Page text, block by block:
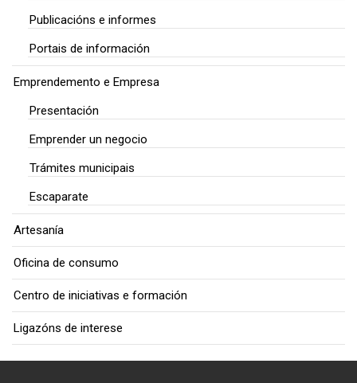
Publicacións e informes
Portais de información
Emprendemento e Empresa
Presentación
Emprender un negocio
Trámites municipais
Escaparate
Artesanía
Oficina de consumo
Centro de iniciativas e formación
Ligazóns de interese